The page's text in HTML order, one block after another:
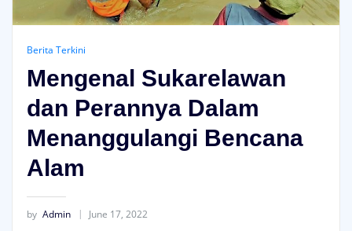
Berita Terkini
Mengenal Sukarelawan
dan Perannya Dalam
Menanggulangi Bencana
Alam
by Admin June 17, 2022